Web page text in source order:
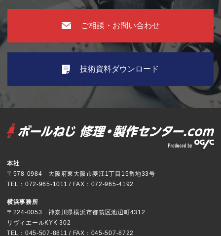
ご相談・お問い合わせ
技術資料ダウンロード
本社
〒578-0984 大阪府東大阪市菱江1丁目15番地33号
TEL：072-965-1011 / FAX：072-965-4192
横浜事務所
〒224-0053 神奈川県横浜市都筑区池辺町4312
リヴィエールKYK 302
TEL：045-507-8811 / FAX：045-507-8722